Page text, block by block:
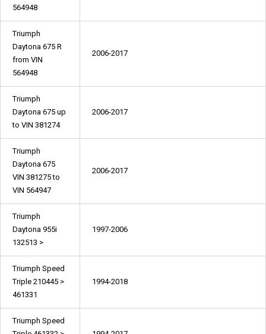
564948
Triumph
Daytona 675 R
from VIN
564948
2006-2017
Triumph
Daytona 675 up
to VIN 381274
2006-2017
Triumph
Daytona 675
VIN 381275 to
VIN 564947
2006-2017
Triumph
Daytona 955i
132513 >
1997-2006
Triumph Speed
Triple 210445 >
461331
1994-2018
Triumph Speed